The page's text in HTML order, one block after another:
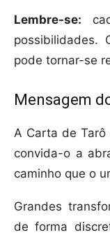
Lembre-se:
possibilidades.
pode tornar-se
Mensagem
A Carta de
convida-o a
caminho que o
Grandes
de forma